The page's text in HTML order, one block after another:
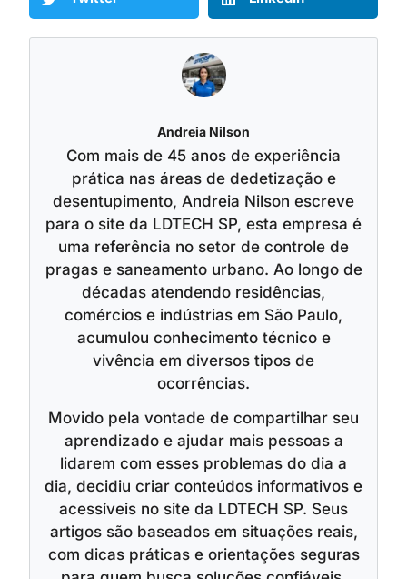
Andreia Nilson
Com mais de 45 anos de experiência
prática nas áreas de dedetização e
desentupimento, Andreia Nilson escreve
para o site da LDTECH SP, esta empresa é
uma referência no setor de controle de
pragas e saneamento urbano. Ao longo de
décadas atendendo residências,
comércios e indústrias em São Paulo,
acumulou conhecimento técnico e
vivência em diversos tipos de
ocorrências.
Movido pela vontade de compartilhar seu
aprendizado e ajudar mais pessoas a
lidarem com esses problemas do dia a
dia, decidiu criar conteúdos informativos e
acessíveis no site da LDTECH SP. Seus
artigos são baseados em situações reais,
com dicas práticas e orientações seguras